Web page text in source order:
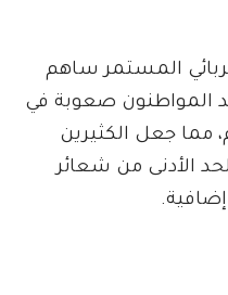
المستمر ساهم
المواطنون صعوبة في
مما جعل الكثيرين
الأدنى من شعائر